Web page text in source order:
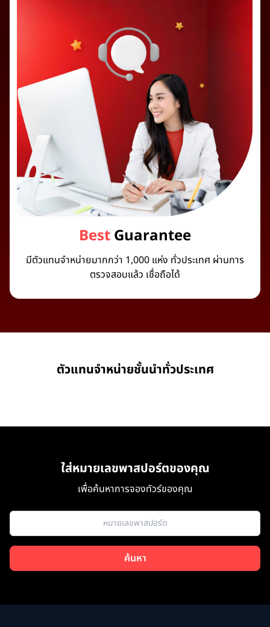
BestGuarantee
มีตัวแทนจำหน่ายมากกว่า 1,000 แห่ง ทั่วประเทศ ผ่านการ
ตรวจสอบแล้ว เชื่อถือได้
ตัวแทนจำหน่ายชั้นนำทั่วประเทศ
ใส่หมายเลขพาสปอร์ตของคุณ
เพื่อค้นหาการจองทัวร์ของคุณ
ค้นหา